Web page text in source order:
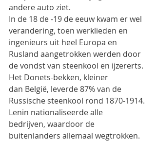
andere auto ziet.
In de 18 de -19 de eeuw kwam er wel
verandering, toen werklieden en
ingenieurs uit heel Europa en
Rusland aangetrokken werden door
de vondst van steenkool en ijzererts.
Het Donets-bekken, kleiner
dan België, leverde 87% van de
Russische steenkool rond 1870-1914.
Lenin nationaliseerde alle
bedrijven, waardoor de
buitenlanders allemaal wegtrokken.